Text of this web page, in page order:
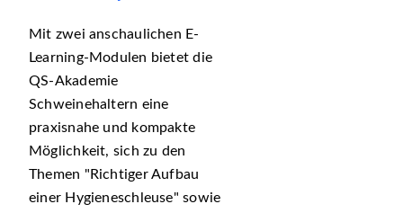
Mit zwei anschaulichen E-
Learning-Modulen bietet die
QS-Akademie
Schweinehaltern eine
praxisnahe und kompakte
Möglichkeit, sich zu den
Themen
Richtiger Aufbau
einer Hygieneschleuse
sowie